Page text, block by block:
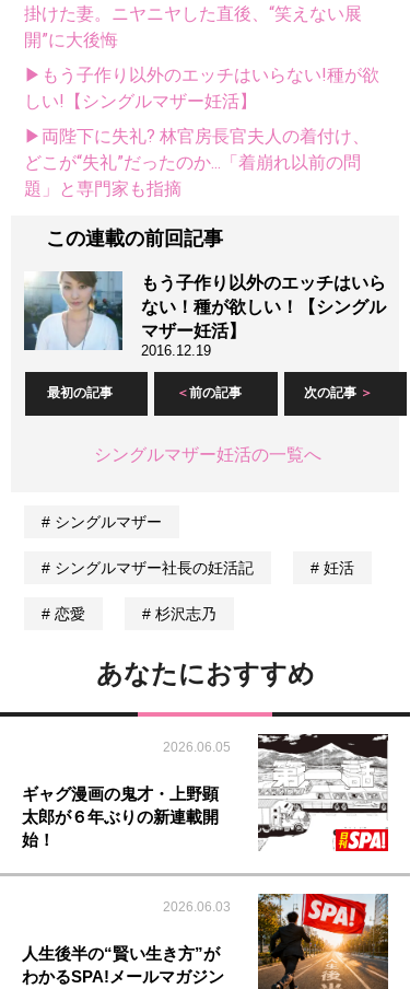
掛けた妻。ニヤニヤした直後、“笑えない展
開”に大後悔
▶もう子作り以外のエッチはいらない!種が欲
しい!【シングルマザー妊活】
▶両陛下に失礼? 林官房長官夫人の着付け、
どこが“失礼”だったのか...「着崩れ以前の問
題」と専門家も指摘
この連載の前回記事
もう子作り以外のエッチはいら
ない！種が欲しい！【シングル
マザー妊活】
2016.12.19
最初の記事 前の記事 次の記事
シングルマザー妊活の一覧へ
シングルマザー
シングルマザー社長の妊活記 妊活
恋愛 杉沢志乃
あなたにおすすめ
2026.06.05
ギャグ漫画の鬼才・上野顕
太郎が６年ぶりの新連載開
始！
2026.06.03
人生後半の“賢い生き方”が
わかるSPA!メールマガジン